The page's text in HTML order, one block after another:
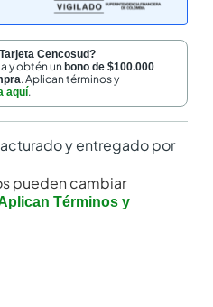
Cencosud?
y obtén unbono de $100.000
. Aplican términos y
aquí.
y entregado por
pueden cambiar
Términos y